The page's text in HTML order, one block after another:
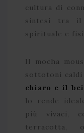
cultura di
sintesi tra il
spirituale e
Il mocha
sottotoni caldi
chiaro e il
lo rende
più vivaci,
terracotta,